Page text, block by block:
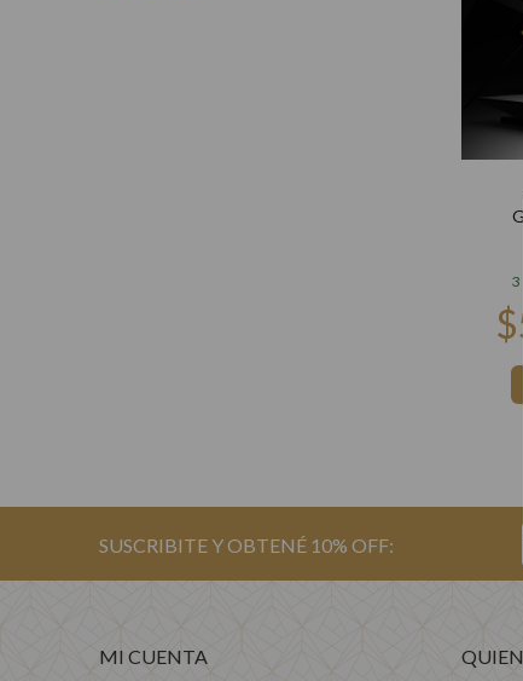
3
MI CUENTA